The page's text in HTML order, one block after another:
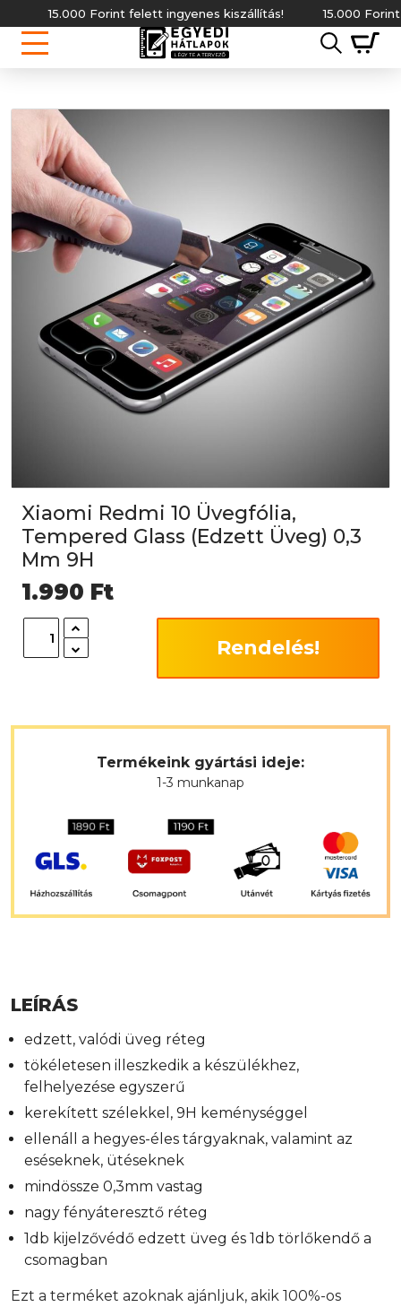
15.000 Forint felett ingyenes kiszállítás! 15.000 Forint
Xiaomi Redmi 10 Üvegfólia,
Tempered Glass (Edzett Üveg) 0,3
Mm 9H
1.990 Ft
Rendelés!
Termékeink gyártási ideje:
1-3 munkanap
LEÍRÁS
edzett, valódi üveg réteg
tökéletesen illeszkedik a készülékhez,
felhelyezése egyszerű
kerekített szélekkel, 9H keménységgel
ellenáll a hegyes-éles tárgyaknak, valamint az
eséseknek, ütéseknek
mindössze 0,3mm vastag
nagy fényáteresztő réteg
1db kijelzővédő edzett üveg és 1db törlőkendő a
csomagban
Ezt a terméket azoknak ajánljuk, akik 100%-os